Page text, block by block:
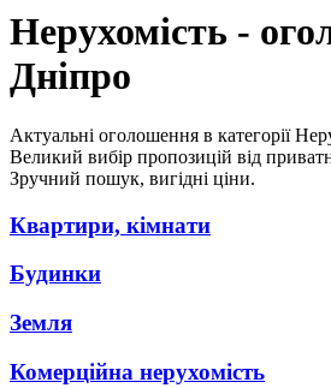
Нерухомість -
Дніпро
Актуальні оголошення в категорії
Великий вибір пропозицій від
Зручний пошук, вигідні ціни.
Квартири, кімнати
Будинки
Земля
Комерційна нерухомість